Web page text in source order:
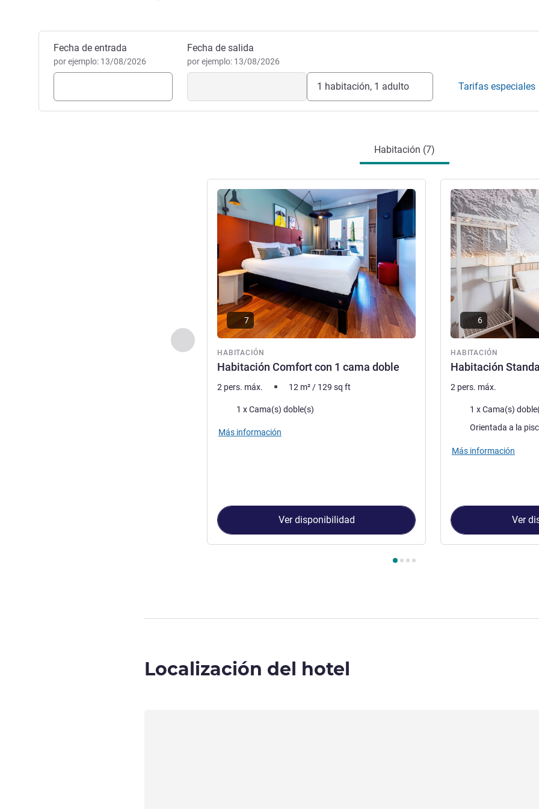
¡Hasta pronto!
EDITH MINGRET, Gestión hotelera
Reservar este hotel
Fecha de entrada
por ejemplo: 13/08/2026
Fecha de salida
por ejemplo: 13/08/2026
1 habitación, 1 adulto Tarifas especiales
Habitación (7)
Anterior - Habitación
HABITACIÓN
Habitación Comfort con 1 cama doble
Más información
7
2 pers. máx. 12 m² / 129 sq ft
Ropa de cama
1 x Cama(s) doble(s)
Más información
Ver disponibilidad
HABITACIÓN
Habitación
Más información
6
2 pers. máx.
Ropa de cama
1 x Cama(s)
Views :Orientada a la
Más información
Ver
Localización del hotel